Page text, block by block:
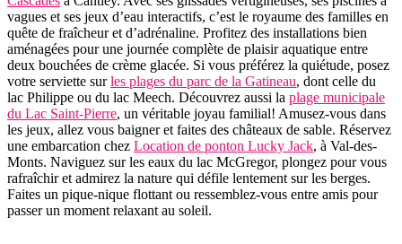
vagues et ses jeux d’eau interactifs, c’est le royaume des familles en
quête de fraîcheur et d’adrénaline. Profitez des installations bien
aménagées pour une journée complète de plaisir aquatique entre
deux bouchées de crème glacée. Si vous préférez la quiétude, posez
votre serviette surles plages du parc de la Gatineau, dont celle du
lac Philippe ou du lac Meech. Découvrez aussi la plage municipale
du Lac Saint-Pierre, un véritable joyau familial! Amusez-vous dans
les jeux, allez vous baigner et faites des châteaux de sable. Réservez
une embarcation chez Location de ponton Lucky Jack, à Val-des-
Monts. Naviguez sur les eaux du lac McGregor, plongez pour vous
rafraîchir et admirez la nature qui défile lentement sur les berges.
Faites un pique-nique flottant ou ressemblez-vous entre amis pour
passer un moment relaxant au soleil.